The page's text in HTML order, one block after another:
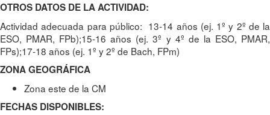
OTROS DATOS DE LA ACTIVIDAD:
Actividad adecuada para público: 13-14 años (ej. 1º y 2º de la
ESO, PMAR, FPb);15-16 años (ej. 3º y 4º de la ESO, PMAR,
FPs);17-18 años (ej. 1º y 2º de Bach, FPm)
ZONA GEOGRÁFICA
Zona este de la CM
FECHAS DISPONIBLES: